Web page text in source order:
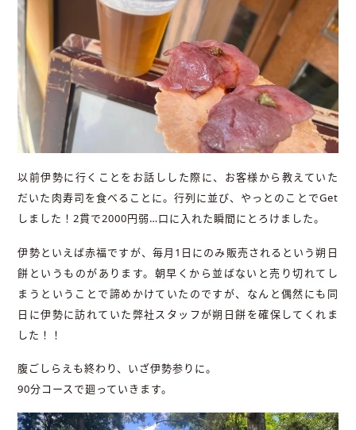
以前伊勢に行くことをお話しした際に、お客様から教えていた
だいた肉寿司を食べることに。行列に並び、やっとのことでGet
しました！2貫で2000円弱…口に入れた瞬間にとろけました。
伊勢といえば赤福ですが、毎月1日にのみ販売されるという朔日
餅というものがあります。朝早くから並ばないと売り切れてし
まうということで諦めかけていたのですが、なんと偶然にも同
日に伊勢に訪れていた弊社スタッフが朔日餅を確保してくれま
した！！
腹ごしらえも終わり、いざ伊勢参りに。
90分コースで廻っていきます。